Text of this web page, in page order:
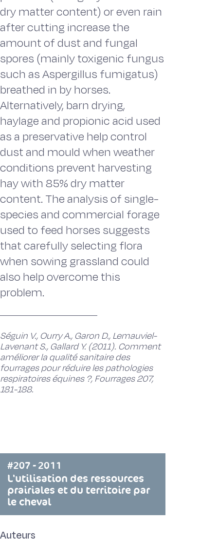
dry matter content) or even rain
after cutting increase the
amount of dust and fungal
spores (mainly toxigenic fungus
such as Aspergillus fumigatus)
breathed in by horses.
Alternatively, barn drying,
haylage and propionic acid used
as a preservative help control
dust and mould when weather
conditions prevent harvesting
hay with 85% dry matter
content. The analysis of single-
species and commercial forage
used to feed horses suggests
that carefully selecting flora
when sowing grassland could
also help overcome this
problem.
Séguin V., Ourry A., Garon D., Lemauviel-
Lavenant S., Gallard Y. (2011). Comment
améliorer la qualité sanitaire des
fourrages pour réduire les pathologies
respiratoires équines ?, Fourrages 207,
181-188.
#207 - 2011
L'utilisation des ressources
prairiales et du territoire par
le cheval
Auteurs